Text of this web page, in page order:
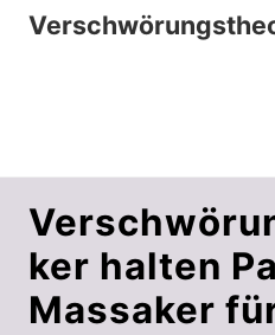
Menu
Zum
Zur
ker halten
Massaker